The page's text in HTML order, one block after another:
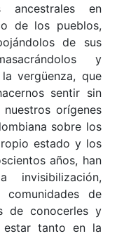
ancestrales en
de los pueblos,
de sus
y
vergüenza, que
sentir sin
orígenes
sobre los
estado y los
años, han
de
de conocerles y
estar tanto en la